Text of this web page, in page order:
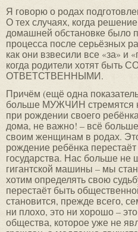
Я говорю о родах
О тех случаях, когда
домашней обстановке было
процесса после серьёзных
как они взвесили все «за» и
когда родители хотят
ОТВЕТСТВЕННЫМИ.
Причём (ещё одна
больше МУЖЧИН стремятся
при рождении своего
дома, не важно! – всё
своим женщинам в родах.
рождение ребёнка
государства. Нас больше не
гигантской машины – мы
хотим определять свою
перестаёт быть
становится, прежде всего,
ни плохо, это ни хорошо –
общества, которое уже не